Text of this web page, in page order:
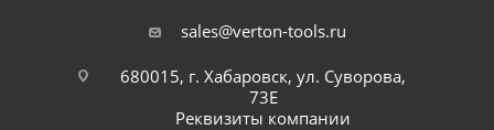
sales@verton-tools.ru
680015, г. Хабаровск, ул. Суворова,
73Е
Реквизиты компании